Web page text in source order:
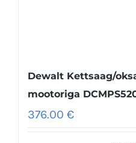
Dewalt Kettsaag/
mootoriga
376.00 €